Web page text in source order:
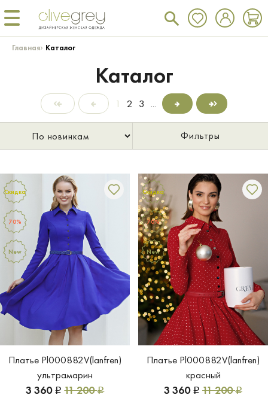
Главная› Каталог
Каталог
1 2 3 ...
Фильтры
Платье Pl000882V(lanfren)
ультрамарин
3 360 Р 11 200Р
Скидка
70%
New
Платье Pl000882V(lanfren)
красный
3 360 Р 11 200Р
Скидка
70%
New